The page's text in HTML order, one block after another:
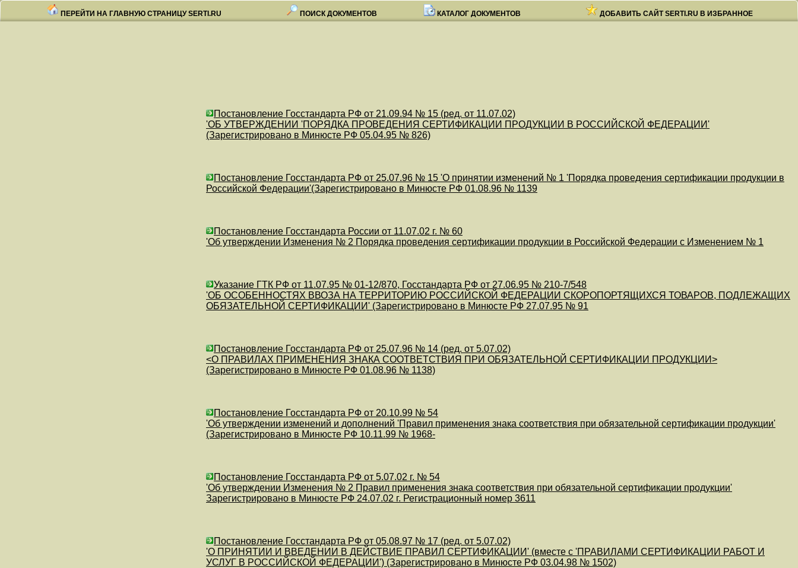
ПЕРЕЙТИ НА ГЛАВНУЮ СТРАНИЦУ SERTI.RU ПОИСК ДОКУМЕНТОВ КАТАЛОГ ДОКУМЕНТОВ ДОБАВИТЬ САЙТ SERTI.RU В ИЗБРАННОЕ
Постановление Госстандарта РФ от 21.09.94 № 15 (ред. от 11.07.02)
'ОБ УТВЕРЖДЕНИИ 'ПОРЯДКА ПРОВЕДЕНИЯ СЕРТИФИКАЦИИ ПРОДУКЦИИ В РОССИЙСКОЙ ФЕДЕРАЦИИ'
(Зарегистрировано в Минюсте РФ 05.04.95 № 826)
Постановление Госстандарта РФ от 25.07.96 № 15 'О принятии изменений № 1 'Порядка проведения сертификации продукции в
Российской Федерации'(Зарегистрировано в Минюсте РФ 01.08.96 № 1139
Постановление Госстандарта России от 11.07.02 г. № 60
'Об утверждении Изменения № 2 Порядка проведения сертификации продукции в Российской Федерации с Изменением № 1
Указание ГТК РФ от 11.07.95 № 01-12/870, Госстандарта РФ от 27.06.95 № 210-7/548
'ОБ ОСОБЕННОСТЯХ ВВОЗА НА ТЕРРИТОРИЮ РОССИЙСКОЙ ФЕДЕРАЦИИ СКОРОПОРТЯЩИХСЯ ТОВАРОВ, ПОДЛЕЖАЩИХ
ОБЯЗАТЕЛЬНОЙ СЕРТИФИКАЦИИ' (Зарегистрировано в Минюсте РФ 27.07.95 № 91
Постановление Госстандарта РФ от 25.07.96 № 14 (ред. от 5.07.02)
<О ПРАВИЛАХ ПРИМЕНЕНИЯ ЗНАКА СООТВЕТСТВИЯ ПРИ ОБЯЗАТЕЛЬНОЙ СЕРТИФИКАЦИИ ПРОДУКЦИИ>
(Зарегистрировано в Минюсте РФ 01.08.96 № 1138)
Постановление Госстандарта РФ от 20.10.99 № 54
'Об утверждении изменений и дополнений 'Правил применения знака соответствия при обязательной сертификации продукции'
(Зарегистрировано в Минюсте РФ 10.11.99 № 1968-
Постановление Госстандарта РФ от 5.07.02 г. № 54
'Об утверждении Изменения № 2 Правил применения знака соответствия при обязательной сертификации продукции'
Зарегистрировано в Минюсте РФ 24.07.02 г. Регистрационный номер 3611
Постановление Госстандарта РФ от 05.08.97 № 17 (ред. от 5.07.02)
'О ПРИНЯТИИ И ВВЕДЕНИИ В ДЕЙСТВИЕ ПРАВИЛ СЕРТИФИКАЦИИ' (вместе с 'ПРАВИЛАМИ СЕРТИФИКАЦИИ РАБОТ И
УСЛУГ В РОССИЙСКОЙ ФЕДЕРАЦИИ') (Зарегистрировано в Минюсте РФ 03.04.98 № 1502)